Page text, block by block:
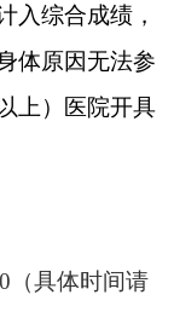
入综合成绩，
体原因无法参
上）医院开具
（具体时间请